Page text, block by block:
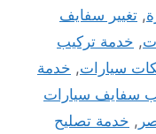
, تغيير سفايف
, خدمة تركيب
سيارات, خدمة
سفايف سيارات
, خدمة تصليح